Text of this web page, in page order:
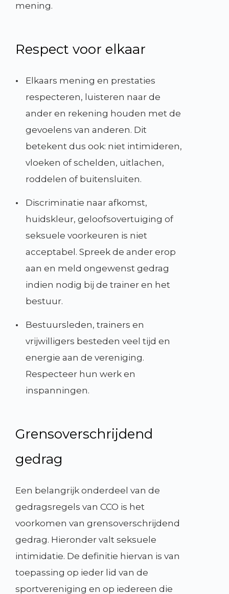
mening.
Respect voor elkaar
•
Elkaars mening en prestaties
respecteren, luisteren naar de
ander en rekening houden met de
gevoelens van anderen. Dit
betekent dus ook: niet intimideren,
vloeken of schelden, uitlachen,
roddelen of buitensluiten.
•
Discriminatie naar afkomst,
huidskleur, geloofsovertuiging of
seksuele voorkeuren is niet
acceptabel. Spreek de ander erop
aan en meld ongewenst gedrag
indien nodig bij de trainer en het
bestuur.
•
Bestuursleden, trainers en
vrijwilligers besteden veel tijd en
energie aan de vereniging.
Respecteer hun werk en
inspanningen.
Grensoverschrijdend
gedrag
Een belangrijk onderdeel van de
gedragsregels van CCO is het
voorkomen van grensoverschrijdend
gedrag. Hieronder valt seksuele
intimidatie. De definitie hiervan is van
toepassing op ieder lid van de
sportvereniging en op iedereen die